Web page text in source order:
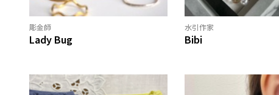
彫金師
Lady Bug
水引作家
Bibi